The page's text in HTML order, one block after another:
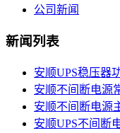
公司新闻
新闻列表
安顺UPS稳压器
安顺不间断电源
安顺不间断电源
安顺UPS不间断